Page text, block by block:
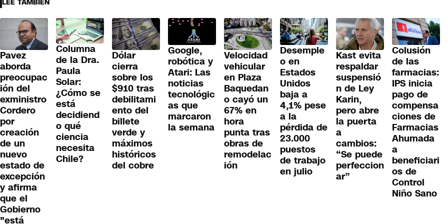
LEE TAMBIÉN
Pavez
aborda
preocupac
ión del
exministro
Cordero
por
creación
de un
nuevo
estado de
excepción
y afirma
que el
Gobierno
"está
Columna
de la Dra.
Paula
Solar:
¿Cómo se
está
decidiend
o qué
ciencia
necesita
Chile?
Dólar
cierra
sobre los
$910 tras
debilitami
ento del
billete
verde y
máximos
históricos
del cobre
Google,
robótica y
Atari: Las
noticias
tecnológic
as que
marcaron
la semana
Velocidad
vehicular
en Plaza
Baquedan
o cayó un
67% en
hora
punta tras
obras de
remodelac
ión
Desemple
o en
Estados
Unidos
baja a
4,1% pese
a la
pérdida de
23.000
puestos
de trabajo
en julio
Kast evita
respaldar
suspensió
n de Ley
Karin,
pero abre
la puerta
a
cambios:
“Se puede
perfeccion
ar”
Colusión
de las
farmacias:
IPS inicia
pago de
compensa
ciones de
Farmacias
Ahumada
a
beneficiari
os de
Control
Niño Sano